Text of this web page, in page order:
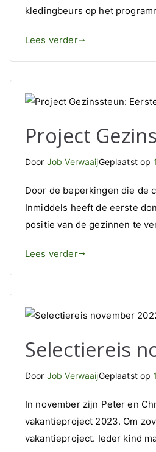
kledingbeurs op het
Lees verder
Project
Door Job VerwaaijGeplaatst op
Door de beperkingen die de
Inmiddels heeft de eerste
positie van de gezinnen te
Lees verder
Selectiereis
Door Job VerwaaijGeplaatst op
In november zijn Peter en
vakantieproject 2023. Om
vakantieproject. Ieder kind